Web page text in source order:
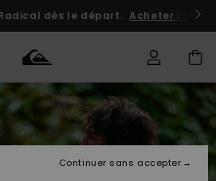
dès le départ. Acheter
à
Continuer sans accepter